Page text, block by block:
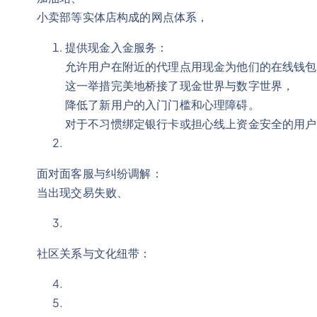
小卖部等实体店构成的网点体系，
提供现金入金服务：
允许用户在附近的代理点用现金为他们的在线钱包
这一举措完美地桥接了现金世界与数字世界，
降低了新用户的入门门槛和心理障碍。
对于不习惯绑定银行卡或担心线上资金安全的用户
面对面客服与纠纷调解：
当出现交易失败、
社区关系与文化纽带：